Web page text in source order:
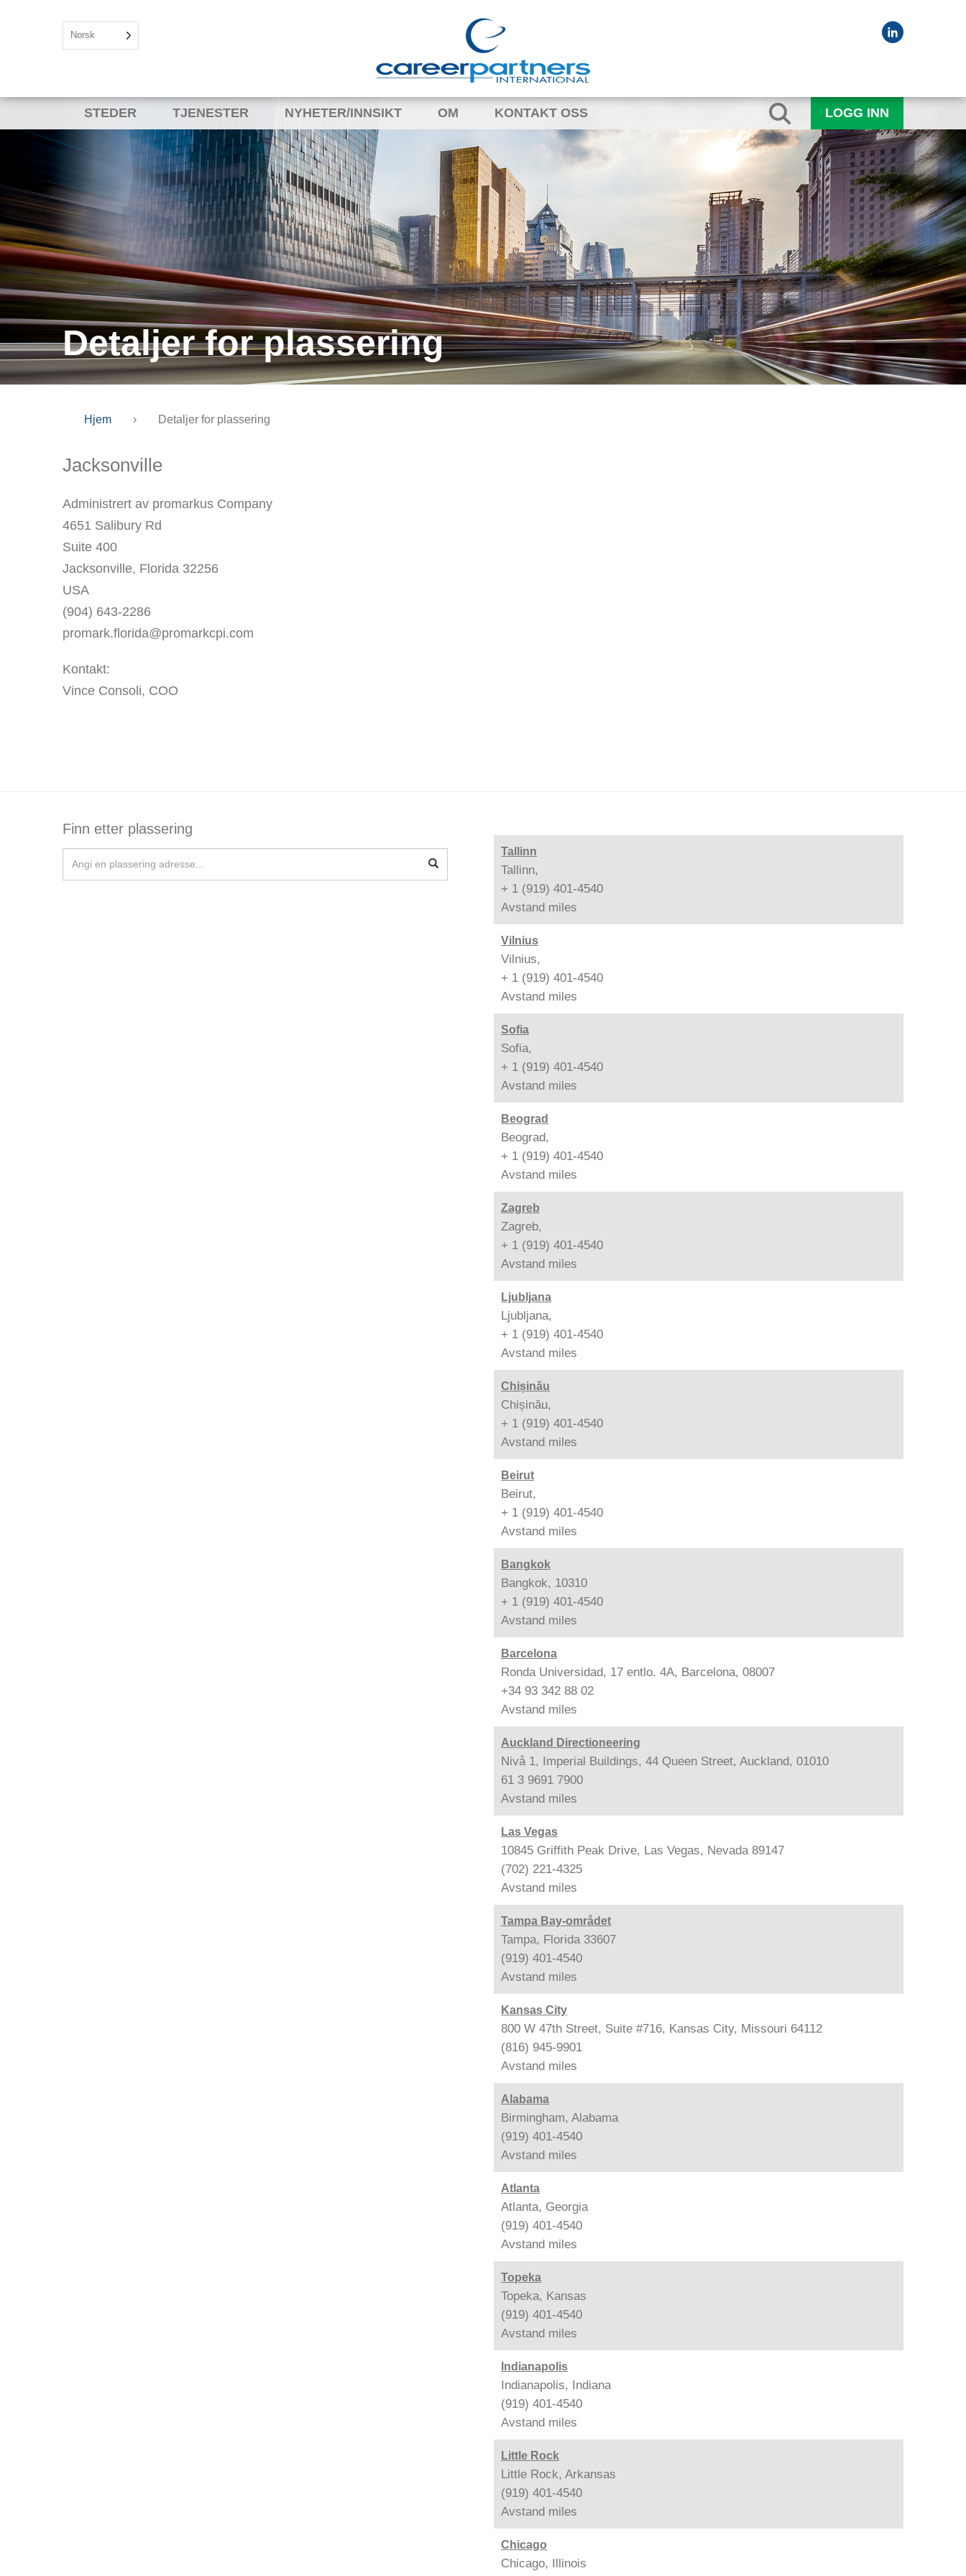
Norsk
STEDER TJENESTER NYHETER/INNSIKT OM KONTAKT OSS LOGG INN
Detaljer for plassering
Hjem › Detaljer for plassering
Jacksonville
Administrert av promarkus Company
4651 Salibury Rd
Suite 400
Jacksonville, Florida 32256
USA
(904) 643-2286
promark.florida@promarkcpi.com
Kontakt:
Vince Consoli, COO
Finn etter plassering
Tallinn
Tallinn,
+ 1 (919) 401-4540
Avstand miles
Vilnius
Vilnius,
+ 1 (919) 401-4540
Avstand miles
Sofia
Sofia,
+ 1 (919) 401-4540
Avstand miles
Beograd
Beograd,
+ 1 (919) 401-4540
Avstand miles
Zagreb
Zagreb,
+ 1 (919) 401-4540
Avstand miles
Ljubljana
Ljubljana,
+ 1 (919) 401-4540
Avstand miles
Chișinău
Chișinău,
+ 1 (919) 401-4540
Avstand miles
Beirut
Beirut,
+ 1 (919) 401-4540
Avstand miles
Bangkok
Bangkok, 10310
+ 1 (919) 401-4540
Avstand miles
Barcelona
Ronda Universidad, 17 entlo. 4A, Barcelona, 08007
+34 93 342 88 02
Avstand miles
Auckland Directioneering
Nivå 1, Imperial Buildings, 44 Queen Street, Auckland, 01010
61 3 9691 7900
Avstand miles
Las Vegas
10845 Griffith Peak Drive, Las Vegas, Nevada 89147
(702) 221-4325
Avstand miles
Tampa Bay-området
Tampa, Florida 33607
(919) 401-4540
Avstand miles
Kansas City
800 W 47th Street, Suite #716, Kansas City, Missouri 64112
(816) 945-9901
Avstand miles
Alabama
Birmingham, Alabama
(919) 401-4540
Avstand miles
Atlanta
Atlanta, Georgia
(919) 401-4540
Avstand miles
Topeka
Topeka, Kansas
(919) 401-4540
Avstand miles
Indianapolis
Indianapolis, Indiana
(919) 401-4540
Avstand miles
Little Rock
Little Rock, Arkansas
(919) 401-4540
Avstand miles
Chicago
Chicago, Illinois